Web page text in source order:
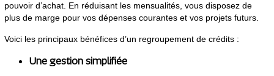
pouvoir d’achat. En réduisant les mensualités, vous disposez de
plus de marge pour vos dépenses courantes et vos projets futurs.
Voici les principaux bénéfices d’un regroupement de crédits :
Une gestion simplifiée